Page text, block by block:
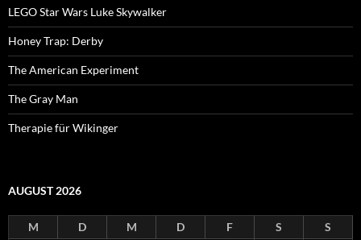
LEGO Star Wars Luke Skywalker
Honey Trap: Derby
The American Experiment
The Gray Man
Therapie für Wikinger
AUGUST 2026
M D M D F S
S